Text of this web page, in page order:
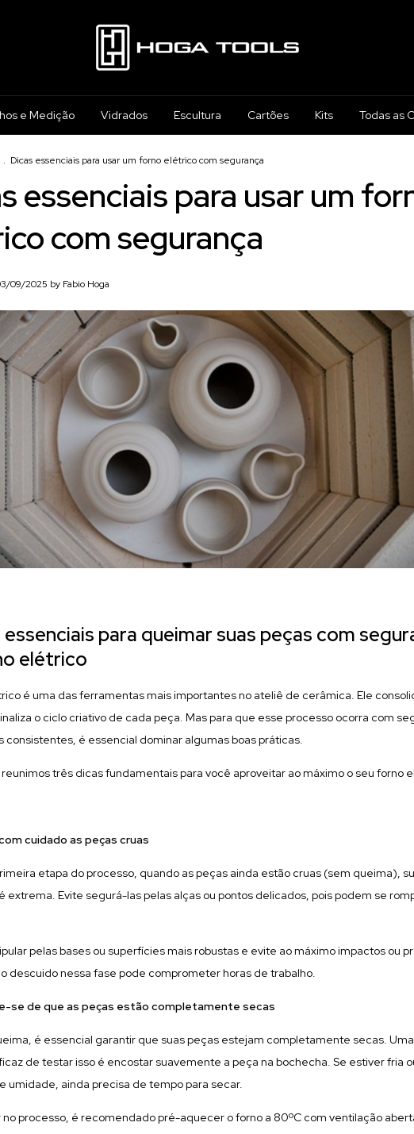
e Medição Vidrados Escultura Cartões Kits Todas as
. Dicas essenciais para usar um forno elétrico com segurança
essenciais para usar um
com segurança
09/2025 by Fabio Hoga
essenciais para queimar suas peças com
elétrico
é uma das ferramentas mais importantes no ateliê de cerâmica. Ele
o ciclo criativo de cada peça. Mas para que esse processo ocorra com
consistentes, é essencial dominar algumas boas práticas.
três dicas fundamentais para você aproveitar ao máximo o seu forno
cuidado as peças cruas
etapa do processo, quando as peças ainda estão cruas (sem queima),
extrema. Evite segurá-las pelas alças ou pontos delicados, pois podem se
pelas bases ou superfícies mais robustas e evite ao máximo impactos ou
descuido nessa fase pode comprometer horas de trabalho.
se de que as peças estão completamente secas
é essencial garantir que suas peças estejam completamente secas.
de testar isso é encostar suavemente a peça na bochecha. Se estiver fria
umidade, ainda precisa de tempo para secar.
no processo, é recomendado pré-aquecer o forno a 80ºC com ventilação